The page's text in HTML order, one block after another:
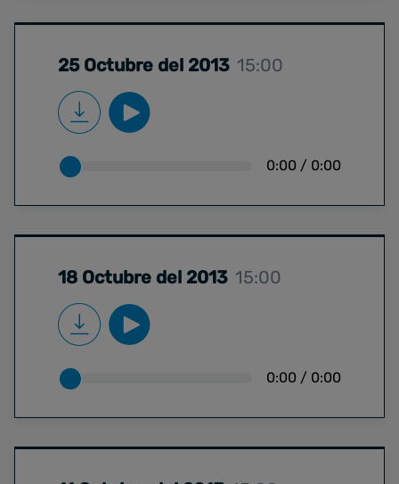
25 Octubre del 2013 15:00
0:00 / 0:00
18 Octubre del 2013 15:00
0:00 / 0:00